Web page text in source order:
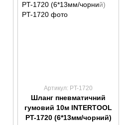
Артикул: PT-1720
Шланг пневматичний
гумовий 10м INTERTOOL
PT-1720 (6*13мм/чорний)